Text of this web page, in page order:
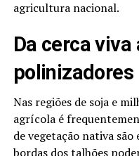
agricultura nacional.
Da cerca
polinizadores
Nas regiões de soja e
agrícola é
de vegetação nativa são
bordas dos talhões